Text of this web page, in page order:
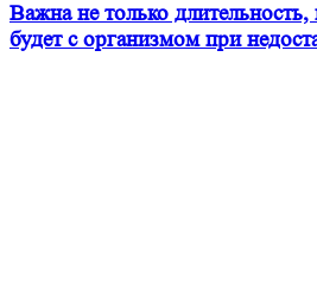
Важна не только длительность,
будет с организмом при